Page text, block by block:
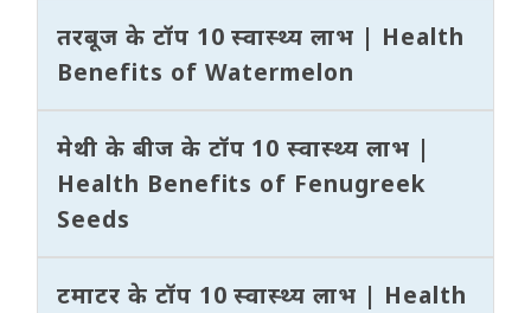
तरबूज के टॉप 10 स्वास्थ्य लाभ | Health
Benefits of Watermelon
मेथी के बीज के टॉप 10 स्वास्थ्य लाभ |
Health Benefits of Fenugreek
Seeds
टमाटर के टॉप 10 स्वास्थ्य लाभ | Health